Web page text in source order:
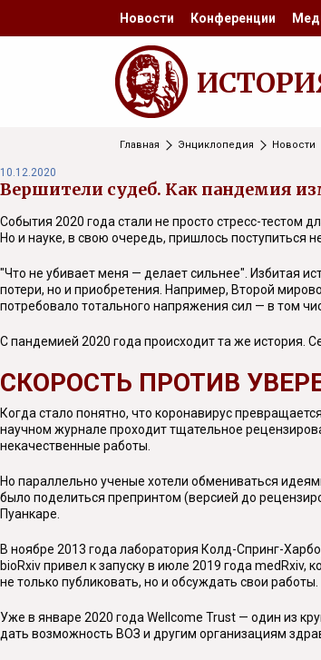
Новости Конференции
Главная Энциклопедия Новости
10.12.2020
Вершители судеб. Как пандемия
События 2020 года стали не просто стресс-тестом
Но и науке, в свою очередь, пришлось поступиться
"Что не убивает меня — делает сильнее". Избитая
потери, но и приобретения. Например, Второй
потребовало тотального напряжения сил — в том
С пандемией 2020 года происходит та же история.
СКОРОСТЬ ПРОТИВ
Когда стало понятно, что коронавирус
научном журнале проходит тщательное
некачественные работы.
Но параллельно ученые хотели обмениваться
было поделиться препринтом (версией до
Пуанкаре.
В ноябре 2013 года лаборатория Колд-Спринг-
bioRxiv привел к запуску в июле 2019 года
не только публиковать, но и обсуждать свои работы.
Уже в январе 2020 года Wellcome Trust — один из
дать возможность ВОЗ и другим организациям